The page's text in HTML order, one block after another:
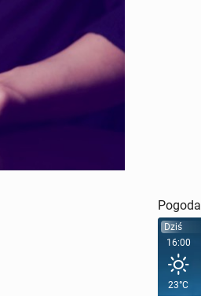
Pogoda
Dziś
16:00
23°C